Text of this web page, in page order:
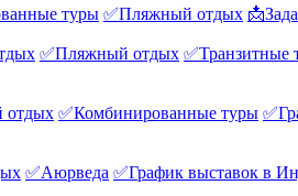
туры ✅Пляжный отдых
✅Пляжный отдых ✅Транзитные
отдых ✅Комбинированные туры
✅Аюрведа ✅График выставок в